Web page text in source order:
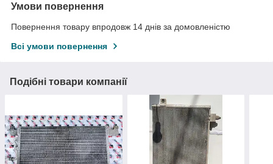
Умови повернення
Повернення товару впродовж 14 днів за домовленістю
Всі умови повернення
Подібні товари компанії